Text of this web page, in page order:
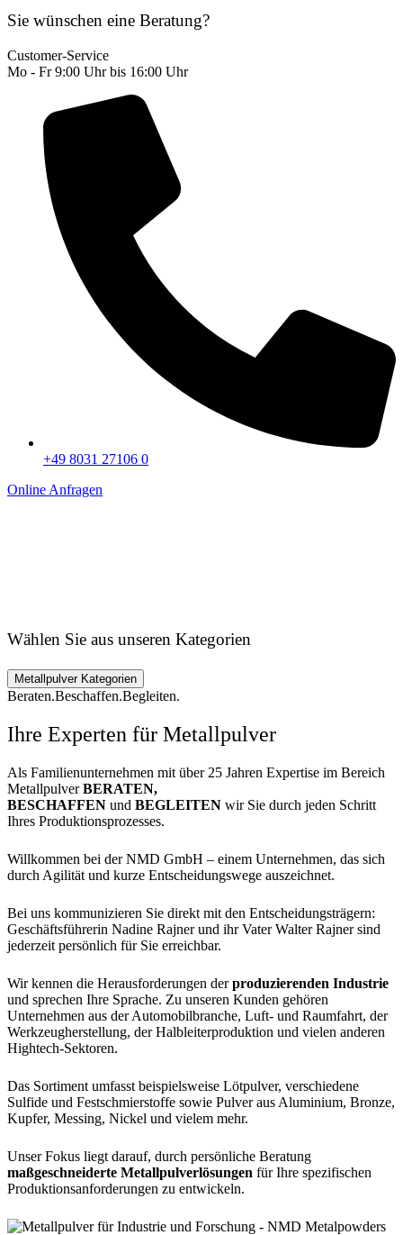
Sie wünschen eine Beratung?
Customer-Service
Mo - Fr 9:00 Uhr bis 16:00 Uhr
+49 8031 27106 0
Online Anfragen
Wählen Sie aus unseren Kategorien
Metallpulver Kategorien
Beraten.Beschaffen.Begleiten.
Ihre Experten für Metallpulver
Als Familienunternehmen mit über 25 Jahren Expertise im Bereich
MetallpulverBERATEN,
BESCHAFFEN und BEGLEITEN wir Sie durch jeden Schritt
Ihres Produktionsprozesses.
Willkommen bei der NMD GmbH – einem Unternehmen, das sich
durch Agilität und kurze Entscheidungswege auszeichnet.
Bei uns kommunizieren Sie direkt mit den Entscheidungsträgern:
Geschäftsführerin Nadine Rajner und ihr Vater Walter Rajner sind
jederzeit persönlich für Sie erreichbar.
Wir kennen die Herausforderungen derproduzierenden Industrie
und sprechen Ihre Sprache. Zu unseren Kunden gehören
Unternehmen aus der Automobilbranche, Luft- und Raumfahrt, der
Werkzeugherstellung, der Halbleiterproduktion und vielen anderen
Hightech-Sektoren.
Das Sortiment umfasst beispielsweise Lötpulver, verschiedene
Sulfide und Festschmierstoffe sowie Pulver aus Aluminium, Bronze,
Kupfer, Messing, Nickel und vielem mehr.
Unser Fokus liegt darauf, durch persönliche Beratung
maßgeschneiderte Metallpulverlösungen für Ihre spezifischen
Produktionsanforderungen zu entwickeln.